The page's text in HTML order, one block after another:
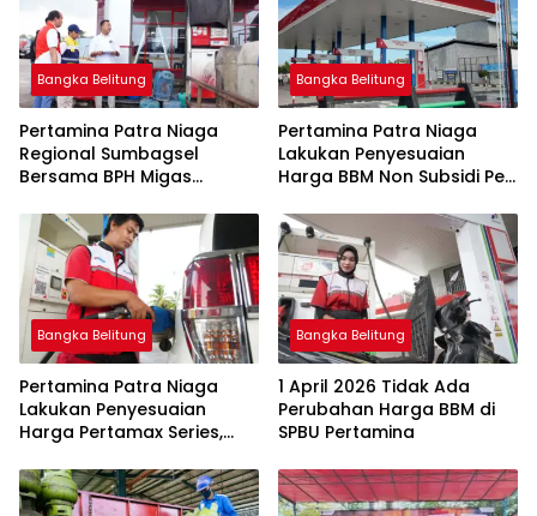
Bangka Belitung
Pertamina Patra Niaga
Regional Sumbagsel
Bersama BPH Migas
Penyaluran BBM Subsidi
bagi Nelayan melalui
Aplikasi XSTAR
Bangka Belitung
Pertamina Patra Niaga
Lakukan Penyesuaian
Harga BBM Non Subsidi Per
Bangka Belitung
Pertamina Patra Niaga
Lakukan Penyesuaian
Harga Pertamax Series,
Subsidi Tetap
Bangka Belitung
1 April 2026 Tidak Ada
Perubahan Harga BBM di
SPBU Pertamina